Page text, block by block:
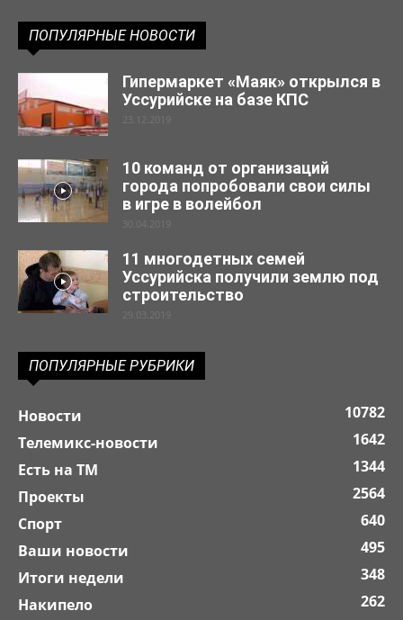
ПОПУЛЯРНЫЕ НОВОСТИ
Гипермаркет «Маяк» открылся в
Уссурийске на базе КПС
23.12.2019
10 команд от организаций
города попробовали свои силы
в игре в волейбол
30.04.2019
11 многодетных семей
Уссурийска получили землю под
строительство
29.03.2019
ПОПУЛЯРНЫЕ РУБРИКИ
Новости
10782
Телемикс-новости
1642
Есть на ТМ
1344
Проекты
2564
Спорт
640
Ваши новости
495
Итоги недели
348
Накипело
262